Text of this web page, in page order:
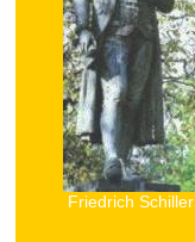
Friedrich Schiller